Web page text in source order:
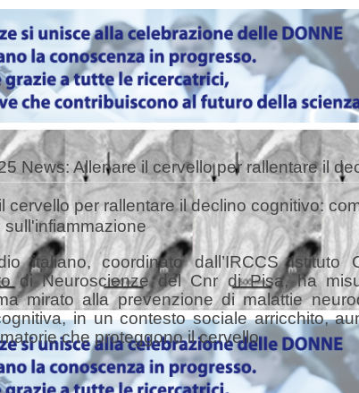
News: Allenare il cervello per rallentare il
cervello per rallentare il declino cognitivo:
italiano, coordinato dall’IRCCS Istituto
di Neuroscienze del Cnr di Pisa, ha
mirato alla prevenzione di malattie
in un contesto sociale arricchito,
che proteggono il cervello